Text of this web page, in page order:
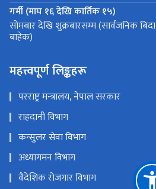
गर्मी (माघ १६ देखि कार्तिक १५)
सोमबार देखि शुक्रबारसम्म (सार्वजनिक बिदा
बाहेक)
महत्त्वपूर्ण लिङ्कहरू
परराष्ट्र मन्‍त्रालय, नेपाल सरकार
राहदानी विभाग
कन्सुलर सेवा विभाग
अध्यागमन विभाग
वैदेशिक रोजगार विभाग